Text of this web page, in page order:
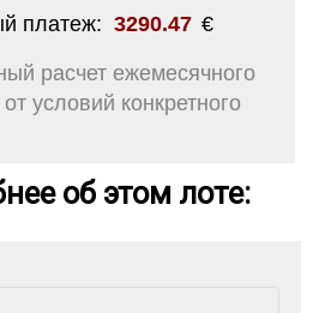
платеж: 3290.47 €
расчет ежемесячного
условий конкретного
об этом лоте: